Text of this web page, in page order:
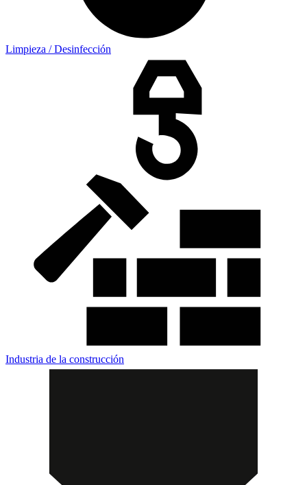
Limpieza / Desinfección
Industria de la construcción